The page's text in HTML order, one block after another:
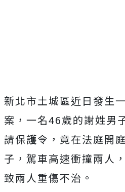
新北市土城區近日發生
案，一名46歲的謝姓男
請保護令，竟在法庭開
子，駕車高速衝撞兩人
致兩人重傷不治。